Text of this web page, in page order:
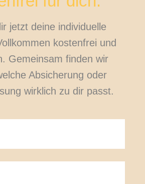
jetzt deine individuelle
kostenfrei und
Gemeinsam finden wir
Absicherung oder
wirklich zu dir passt.